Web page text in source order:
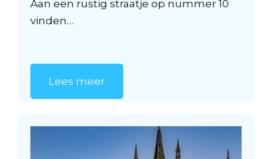
Aan een rustig straatje op nummer 10
vinden…
Lees meer